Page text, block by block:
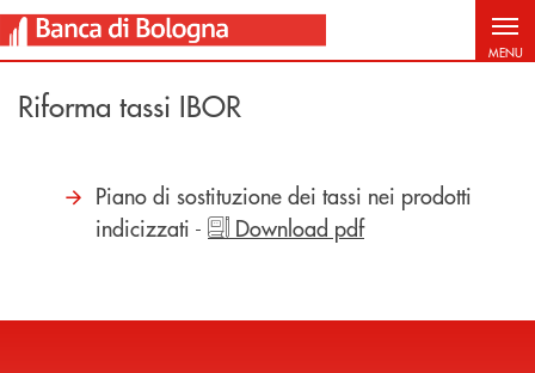
Salta al contenuto principale
MENU
Riforma tassi IBOR
Piano di sostituzione dei tassi nei prodotti
indicizzati -
Download pdf